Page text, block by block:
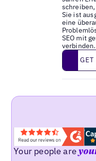
Sie ist
eine
SEO mit
verbinden.
Get in
Your people are